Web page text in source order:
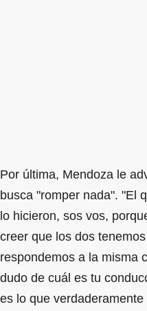
Por última, Mendoza le
busca "romper nada". "El
lo hicieron, sos vos,
creer que los dos
respondemos a la misma
dudo de cuál es tu
es lo que